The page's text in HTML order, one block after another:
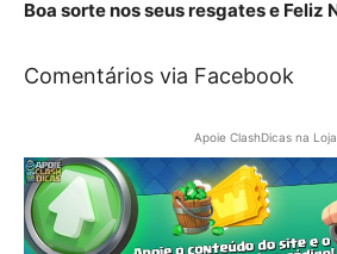
Boa sorte nos seus resgates e Feliz
Comentários via Facebook
Apoie ClashDicas na